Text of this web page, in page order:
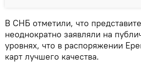
В СНБ отметили, что
неоднократно заявляли на
уровнях, что в распоряжении
карт лучшего качества.